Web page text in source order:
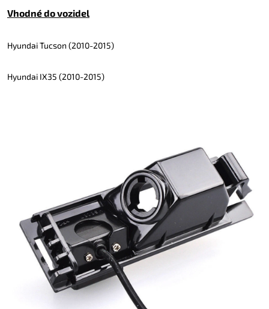
Vhodné do vozidel
Hyundai Tucson (2010-2015)
Hyundai IX35 (2010-2015)